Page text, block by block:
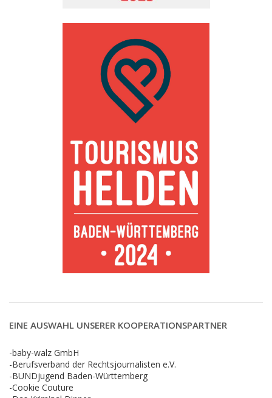
EINE AUSWAHL UNSERER KOOPERATIONSPARTNER
-baby-walz GmbH
-Berufsverband der Rechtsjournalisten e.V.
-BUNDjugend Baden-Württemberg
-Cookie Couture